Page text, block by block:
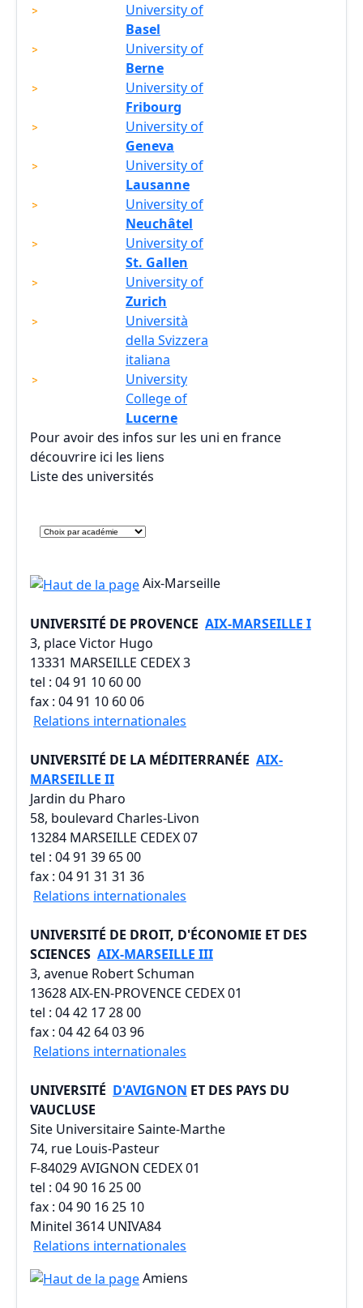
University of
Basel
University of
Berne
University of
Fribourg
University of
Geneva
University of
Lausanne
University of
Neuchâtel
University of
St. Gallen
University of
Zurich
Università
della Svizzera
italiana
University
College of
Lucerne
Pour avoir des infos sur les uni en france
découvrire ici les liens
Liste des universités
Aix-Marseille
UNIVERSITÉ DE PROVENCE AIX-MARSEILLE I
3, place Victor Hugo
13331 MARSEILLE CEDEX 3
tel : 04 91 10 60 00
fax : 04 91 10 60 06
Relations internationales
UNIVERSITÉ DE LA MÉDITERRANÉE AIX-
MARSEILLE II
Jardin du Pharo
58, boulevard Charles-Livon
13284 MARSEILLE CEDEX 07
tel : 04 91 39 65 00
fax : 04 91 31 31 36
Relations internationales
UNIVERSITÉ DE DROIT, D'ÉCONOMIE ET DES
SCIENCES AIX-MARSEILLE III
3, avenue Robert Schuman
13628 AIX-EN-PROVENCE CEDEX 01
tel : 04 42 17 28 00
fax : 04 42 64 03 96
Relations internationales
UNIVERSITÉ D'AVIGNON ET DES PAYS DU
VAUCLUSE
Site Universitaire Sainte-Marthe
74, rue Louis-Pasteur
F-84029 AVIGNON CEDEX 01
tel : 04 90 16 25 00
fax : 04 90 16 25 10
Minitel 3614 UNIVA84
Relations internationales
Amiens